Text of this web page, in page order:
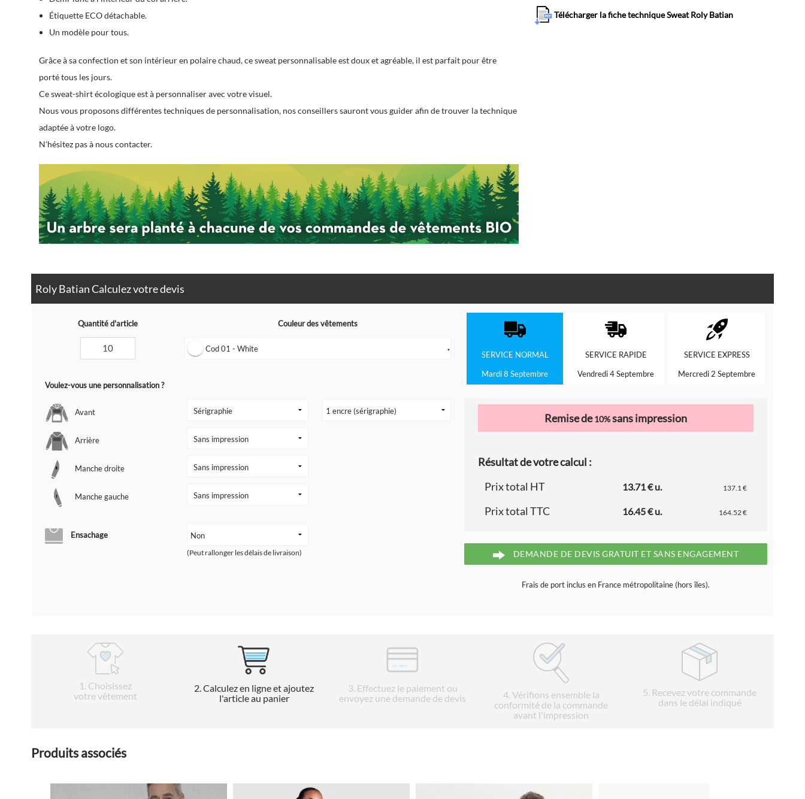
Étiquette ECO détachable.
Un modèle pour tous.
Grâce à sa confection et son intérieur en polaire chaud, ce sweat personnalisable est doux et agréable, il est parfait pour être
porté tous les jours.
Ce sweat-shirt écologique est à personnaliser avec votre visuel.
Nous vous proposons différentes techniques de personnalisation, nos conseillers sauront vous guider afin de trouver la technique
adaptée à votre logo.
N'hésitez pas à nous contacter.
Télécharger la fiche technique Sweat Roly Batian
Roly Batian Calculez votre devis
Quantité d'article Couleur des vêtements
Cod 01 - White ▼
Voulez-vous une personnalisation ?
Avant
Arrière
Manche droite
Manche gauche
Ensachage
(Peut rallonger les délais de livraison)
SERVICE NORMAL
Mardi 8 Septembre
SERVICE RAPIDE
Vendredi 4 Septembre
SERVICE EXPRESS
Mercredi 2 Septembre
Remise de10%sans impression
Résultat de votre calcul :
Prix total HT
13.71 € u. 137.1 €
Prix total TTC 16.45 € u. 164.52 €
DEMANDE DE DEVIS GRATUIT ET SANS ENGAGEMENT
Frais de port inclus en France métropolitaine (hors îles).
1 . Choisissez
votre vêtement
2 . Calculez en ligne et ajoutez
l'article au panier
3 . Effectuez le paiement ou
envoyez une demande de devis
4. Vérifions ensemble la
conformité de la commande
avant l'impression
5. Recevez votre commande
dans le délai indiqué
Produits associés